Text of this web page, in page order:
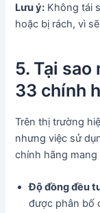
Lưu ý: Không tái
hoặc bị rách, vì
5. Tại sao
33 chính
Trên thị trường
nhưng việc sử
chính hãng
Độ đồng đều
được phân bố